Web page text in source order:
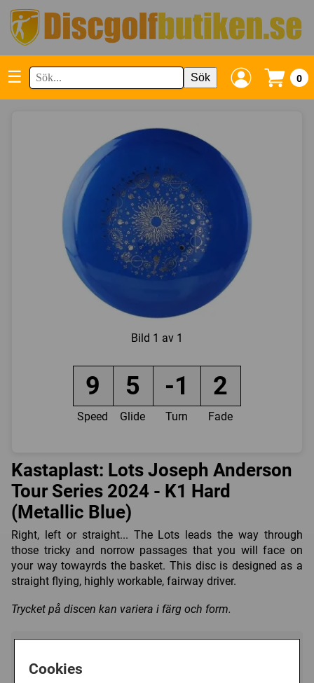
Cookies
☰ Sök 0
Bild 1 av 1
9 5 -1 2
Speed Glide Turn Fade
Kastaplast: Lots Joseph Anderson
Tour Series 2024 - K1 Hard
(Metallic Blue)
Right, left or straight... The Lots leads the way through
those tricky and norrow passages that you will face on
your way towayrds the basket. This disc is designed as a
straight flying, highly workable, fairway driver.
Trycket på discen kan variera i färg och form.